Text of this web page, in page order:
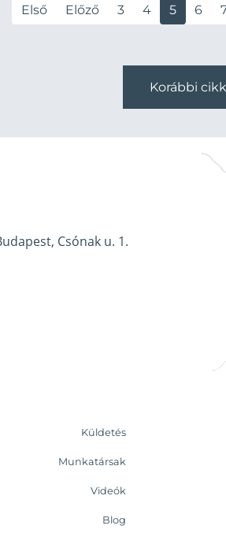
Első Előző 3 4 5 6
Korábbi
Csónak u. 1.
Küldetés
Munkatársak
Videók
Blog